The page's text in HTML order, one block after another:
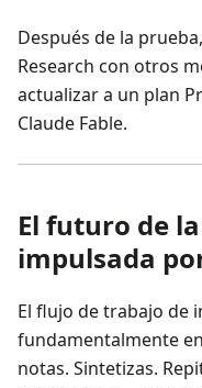
Después de la
Research con otros
actualizar a un plan
Claude Fable.
El futuro de
impulsada
El flujo de trabajo de
fundamentalmente
notas. Sintetizas.